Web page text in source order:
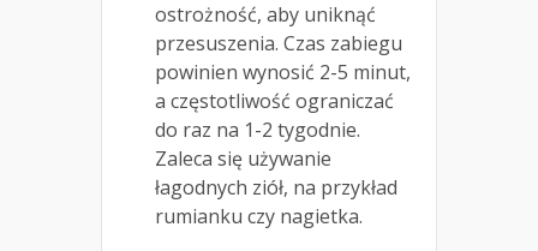
ostrożność, aby uniknąć
przesuszenia. Czas zabiegu
powinien wynosić 2-5 minut,
a częstotliwość ograniczać
do raz na 1-2 tygodnie.
Zaleca się używanie
łagodnych ziół, na przykład
rumianku czy nagietka.